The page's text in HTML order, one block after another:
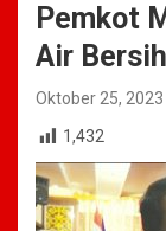
Pemkot
Air
Oktober 25, 2023
1,432